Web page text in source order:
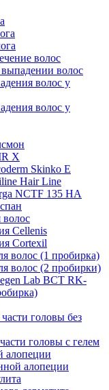
волос
волос
волос у
волос у
X
Skinko E
Hair Line
NCTF 135 HA
волос
Cellenis
Cortexil
волос (1 пробирка)
волос (2 пробирки)
Lab BCT RK-
головы без
головы с гелем
алопеции
алопеции